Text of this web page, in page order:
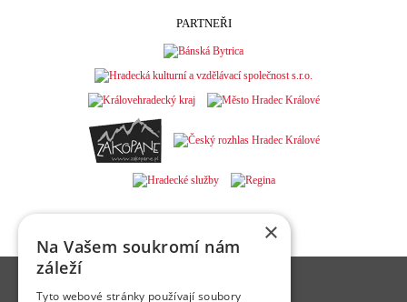
PARTNEŘI
Hradecká kulturní a vzdělávací společnost s.r.o.
×
Na Vašem soukromí nám
záleží
Tyto webové stránky používají soubory